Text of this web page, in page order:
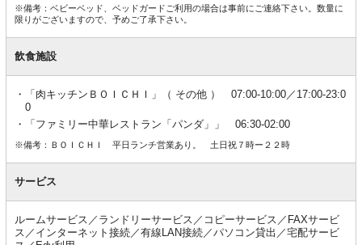
※備考：ベビーベッド、ベッドガードご利用の場合は事前にご連絡下さい。数量に
限りがございますので、予めご了承下さい。
飲食施設
「肉キッチンＢＯＩＣＨＩ」（ その他 ） 07:00-10:00／17:00-23:0
0
「ファミリー中華レストラン「パンダ」」 06:30-02:00
※備考：ＢＯＩＣＨＩ 平日ランチ営業あり。 土日祝７時ー２２時
サービス
ルームサービス／ランドリーサービス／コピーサービス／FAXサービ
ス／インターネット接続／有線LAN接続／パソコン貸出／宅配サービ